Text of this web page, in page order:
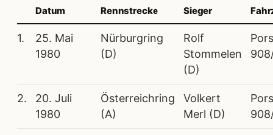
Datum Rennstrecke Sieger
1.
25. Mai
1980
Nürburgring
(D)
Rolf
Stommelen
(D)
2.
20. Juli
1980
Österreichring
(A)
Volkert
Merl (D)